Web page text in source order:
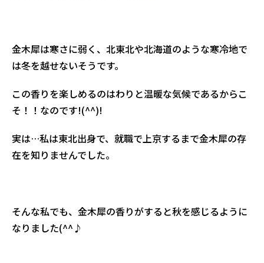
金木犀は寒さに弱く、北東北や北海道のような寒冷地で
は冬を越せないそうです。
この香りを楽しめるのはわりと温暖な気候であるからこ
そ！！なのです!(^^)!
実は…私は東北出身で、就職で上京するまで金木犀の存
在を知りませんでした。
そんな私でも、金木犀の香りがすると秋を感じるように
なりました(^^♪